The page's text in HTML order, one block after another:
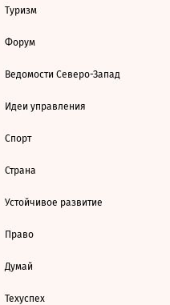
Туризм
Форум
Ведомости Северо-Запад
Идеи управления
Спорт
Страна
Устойчивое развитие
Право
Думай
Техуспех